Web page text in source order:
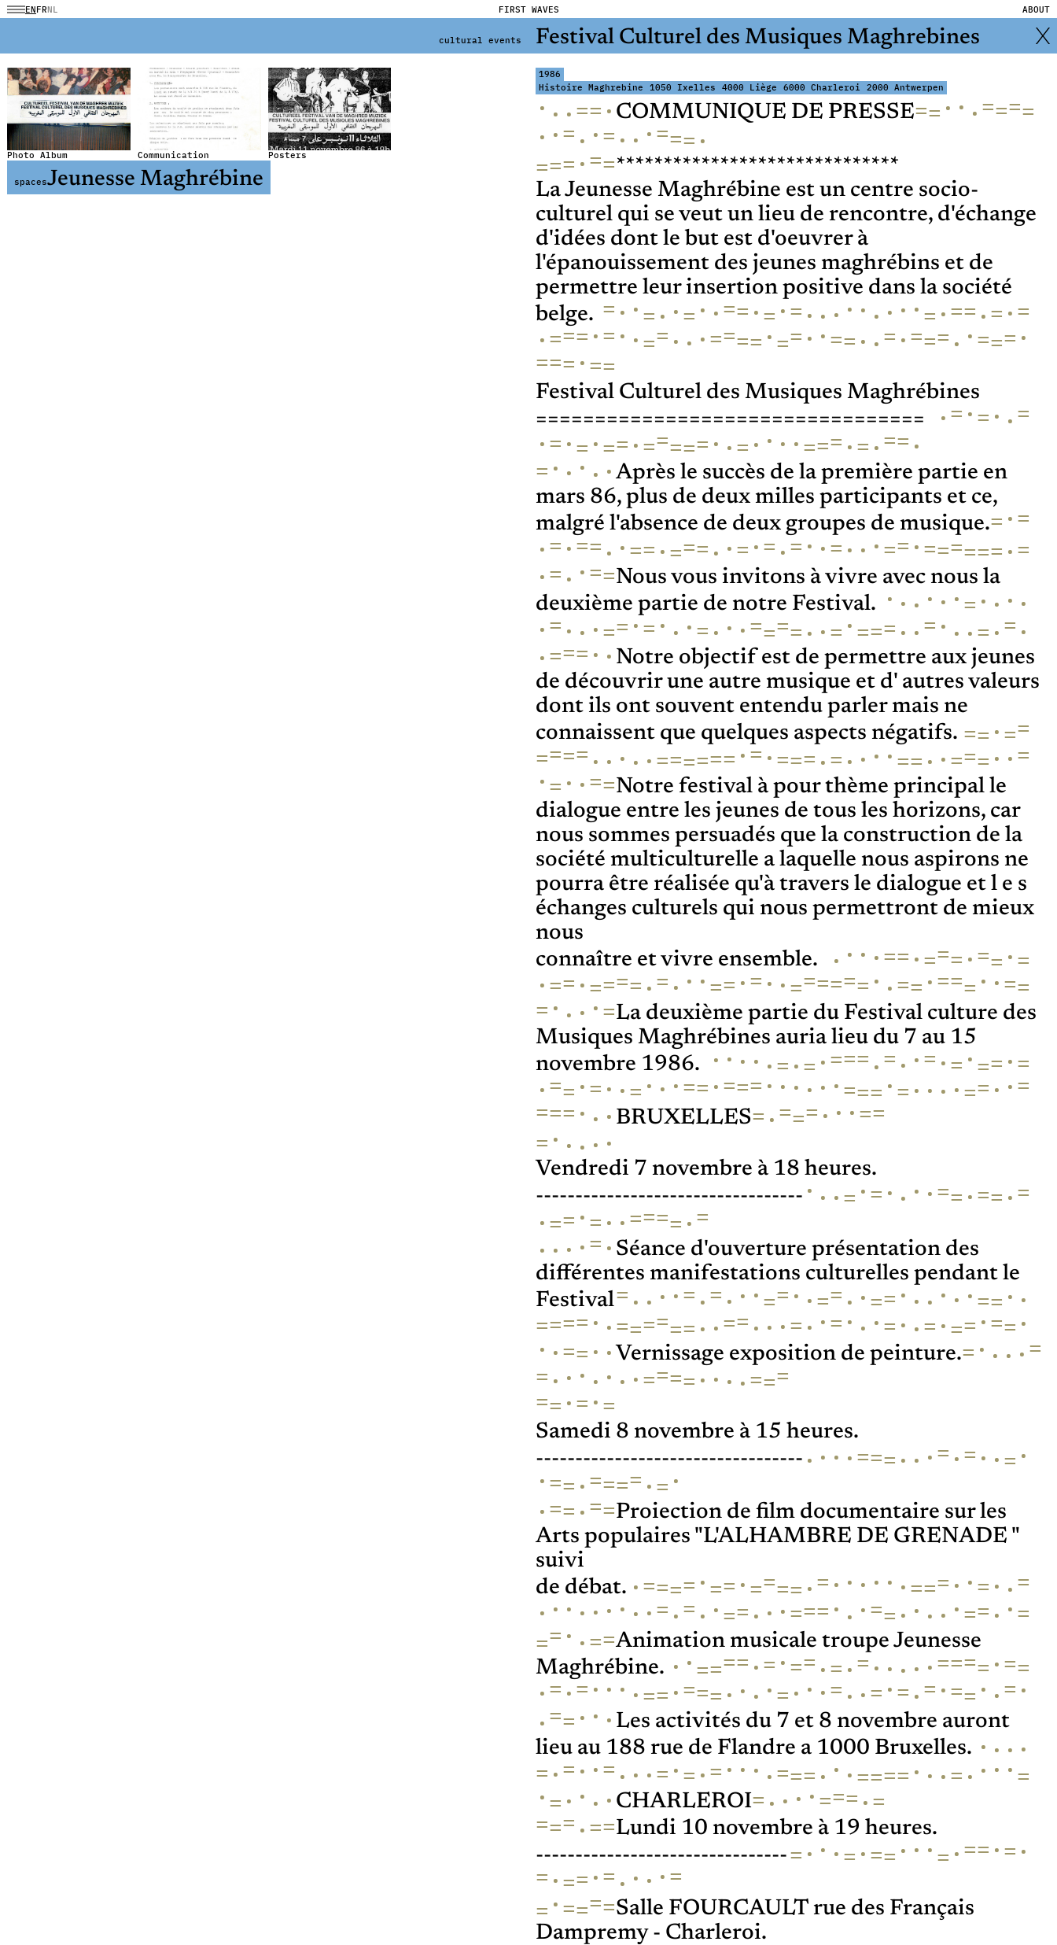
ENFRNL FIRST WAVES ABOUT
cultural events Festival Culturel des Musiques Maghrebines
Photo Album Communication Posters
spacesJeunesse Maghrébine
1986
Histoire Maghrebine
1050 Ixelles 4000 Liège 6000 Charleroi 2000 Antwerpen
· · ·== · COMMUNIQUE DE PRESSE== · · ·====
· ·= · ·= · · ·=== ·
=== ·==******************************
La Jeunesse Maghrébine est un centre socio-
culturel qui se veut un lieu de rencontre, d'échange
d'idées dont le but est d'oeuvrer à
l'épanouissement des jeunes maghrébins et de
permettre leur insertion positive dans la société
belge. = · ·= · ·= · ·== ·= ·= · · · · · · · · ·= ·== ·= ·=
·=== ·= · ·== · · ·==== ·== · ·== · ·= ·=== · ·=== ·
=== ·==
Festival Culturel des Musiques Maghrébines
=================================
·= ·= · ·=
·= ·= ·== ·===== · ·= · · · ·=== ·= ·== ·
= · · · · · Après le succès de la première partie en
mars 86, plus de deux milles participants et ce,
malgré l'absence de deux groupes de musique.= ·=
·= ·== · ·== ·=== · ·= ·= ·= · ·= · · ·== ·====== ·=
·= · ·==Nous vous invitons à vivre avec nous la
deuxième partie de notre Festival. · · · · · ·= · · · ·
·= · · ·== ·= · · ·= · · ·==== · ·= ·=== · ·= · · ·= ·= ·
·=== · · Notre objectif est de permettre aux jeunes
de découvrir une autre musique et d' autres valeurs
dont ils ont souvent entendu parler mais ne
connaissent que quelques aspects négatifs. == ·==
==== · · · · ·====== ·= ·=== ·= · · · ·== · ·=== · ·=
·= · ·==Notre festival à pour thème principal le
dialogue entre les jeunes de tous les horizons, car
nous sommes persuadés que la construction de la
société multiculturelle a laquelle nous aspirons ne
pourra être réalisée qu'à travers le dialogue et l e s
échanges culturels qui nous permettront de mieux
nous
connaître et vivre ensemble.
· · · ·== ·=== ·== ·=
·== ·==== ·= · · ·== ·= · ·====== · ·== ·=== · ·==
= · · · ·=La deuxième partie du Festival culture des
Musiques Maghrébines auria lieu du 7 au 15
novembre 1986.
· · · · ·= ·= ·=== ·= · ·= ·= ·== ·=
·== ·= · ·= · · ·== ·=== · · · · · ·=== ·= · · · ·== · ·=
=== · · · BRUXELLES= ·=== · · ·==
= · · · · ·
Vendredi 7 novembre à 18 heures.
---------------------------------- · · ·= ·= · · · ·== ·== ·=
·== ·= · ·==== ·=
· · · ·= · Séance d'ouverture présentation des
différentes manifestations culturelles pendant le
Festival= · · · ·= ·= · · ·== · ·== · ·== · · · · · ·== · ·
==== · ·====== · ·== · · ·= · ·= · · ·= · ·= ·== ·== ·
· ·== · ·Vernissage exposition de peinture.= · · · ·=
= · · · · · · ·==== · · · ·===
== ·= ·=
Samedi 8 novembre à 15 heures.
---------------------------------- · · · ·=== · · ·= ·= · ·= ·
·== ·==== ·= ·
·== ·==Proiection de film documentaire sur les
Arts populaires "L'ALHAMBRE DE GRENADE "
suivi
de débat. ·==== ·== ·==== ·= · · · · · ·=== · ·= · ·=
· · · · · · · · ·= ·= · ·== · · ·=== · · ·== · · · · ·== · ·=
== · ·==Animation musicale troupe Jeunesse
Maghrébine. · ·==== ·= ·== ·= ·= · · · · ·==== ·==
·= ·= · · · ·== ·=== · · · ·= · · ·= · ·= ·= ·= ·== · ·= ·
·== · · · Les activités du 7 et 8 novembre auront
lieu au 188 rue de Flandre a 1000 Bruxelles. · · · ·
= ·= · ·= · · ·= ·= ·= · · · ·=== · · ·==== · · ·= · · · ·=
·= · · · · CHARLEROI= · · · ·=== ·=
=== ·==Lundi 10 novembre à 19 heures.
--------------------------------= · · ·= ·== · · ·= ·== ·= ·
= ·== ·= · · · ·=
= ·====Salle FOURCAULT rue des Français
Dampremy - Charleroi.